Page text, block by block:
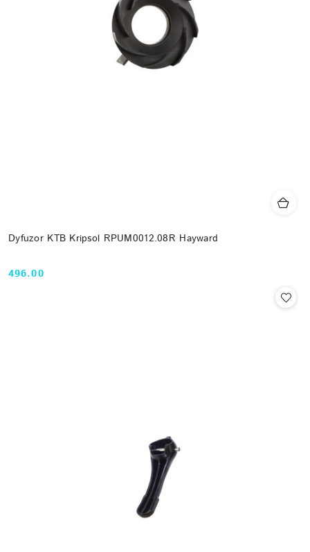
Dyfuzor KTB Kripsol RPUM0012.08R Hayward
Cena:
496.00